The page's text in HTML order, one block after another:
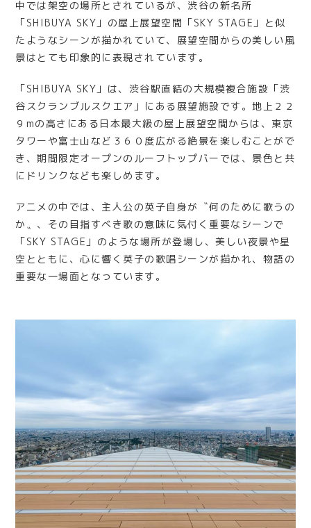
中では架空の場所とされているが、渋谷の新名所
「SHIBUYA SKY」の屋上展望空間「SKY STAGE」と似
たようなシーンが描かれていて、展望空間からの美しい風
景はとても印象的に表現されています。
「SHIBUYA SKY」は、渋谷駅直結の大規模複合施設「渋
谷スクランブルスクエア」にある展望施設です。地上２２
９mの高さにある日本最大級の屋上展望空間からは、東京
タワーや富士山など３６０度広がる絶景を楽しむことがで
き、期間限定オープンのルーフトップバーでは、景色と共
にドリンクなども楽しめます。
アニメの中では、主人公の英子自身が〝何のために歌うの
か〟、その目指すべき歌の意味に気付く重要なシーンで
「SKY STAGE」のような場所が登場し、美しい夜景や星
空とともに、心に響く英子の歌唱シーンが描かれ、物語の
重要な一場面となっています。